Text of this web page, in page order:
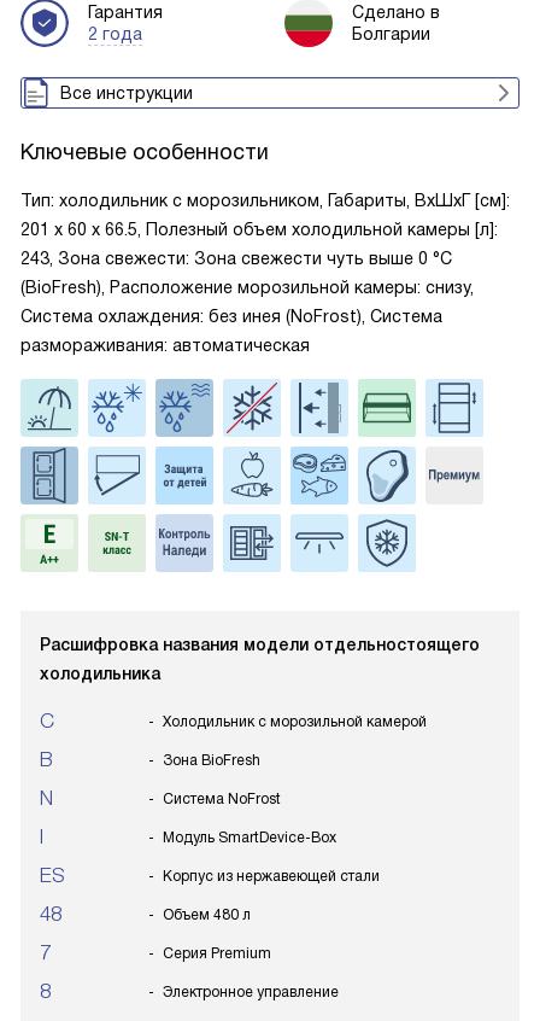
Гарантия
2 года
Сделано в
Болгарии
Все инструкции
Ключевые особенности
Тип: холодильник с морозильником, Габариты, ВxШxГ [см]:
201 х 60 х 66.5, Полезный объем холодильной камеры [л]:
243, Зона свежести: Зона свежести чуть выше 0 °С
(BioFresh), Расположение морозильной камеры: снизу,
Система охлаждения: без инея (NoFrost), Система
размораживания: автоматическая
Расшифровка названия модели отдельностоящего
холодильника
C Холодильник с морозильной камерой
B Зона BioFresh
N Система NoFrost
I Модуль SmartDevice-Box
ES Корпус из нержавеющей стали
48 Объем 480 л
7 Серия Premium
8 Электронное управление